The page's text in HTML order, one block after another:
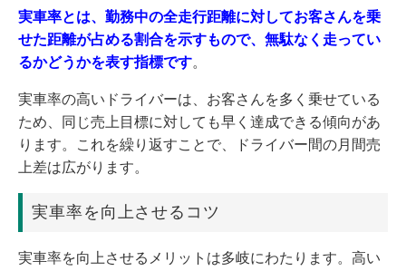
実車率とは、勤務中の全走行距離に対してお客さんを乗
せた距離が占める割合を示すもので、無駄なく走ってい
るかどうかを表す指標です。
実車率の高いドライバーは、お客さんを多く乗せている
ため、同じ売上目標に対しても早く達成できる傾向があ
ります。これを繰り返すことで、ドライバー間の月間売
上差は広がります。
実車率を向上させるコツ
実車率を向上させるメリットは多岐にわたります。高い